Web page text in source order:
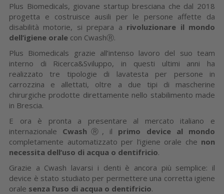
Plus Biomedicals, giovane startup bresciana che dal 2018
progetta e costruisce ausili per le persone affette da
disabilità motorie, si prepara a rivoluzionare il mondo
dell’igiene orale con CwashⓇ.
Plus Biomedicals grazie all’intenso lavoro del suo team
interno di Ricerca&Sviluppo, in questi ultimi anni ha
realizzato tre tipologie di lavatesta per persone in
carrozzina e allettati, oltre a due tipi di mascherine
chirurgiche prodotte direttamente nello stabilimento made
in Brescia.
E ora è pronta a presentare al mercato italiano e
internazionale Cwash Ⓡ, il primo device al mondo
completamente automatizzato per l’igiene orale che non
necessita dell’uso di acqua o dentifricio.
Grazie a Cwash lavarsi i denti è ancora più semplice: il
device è stato studiato per permettere una corretta igiene
orale senza l’uso di acqua o dentifricio.